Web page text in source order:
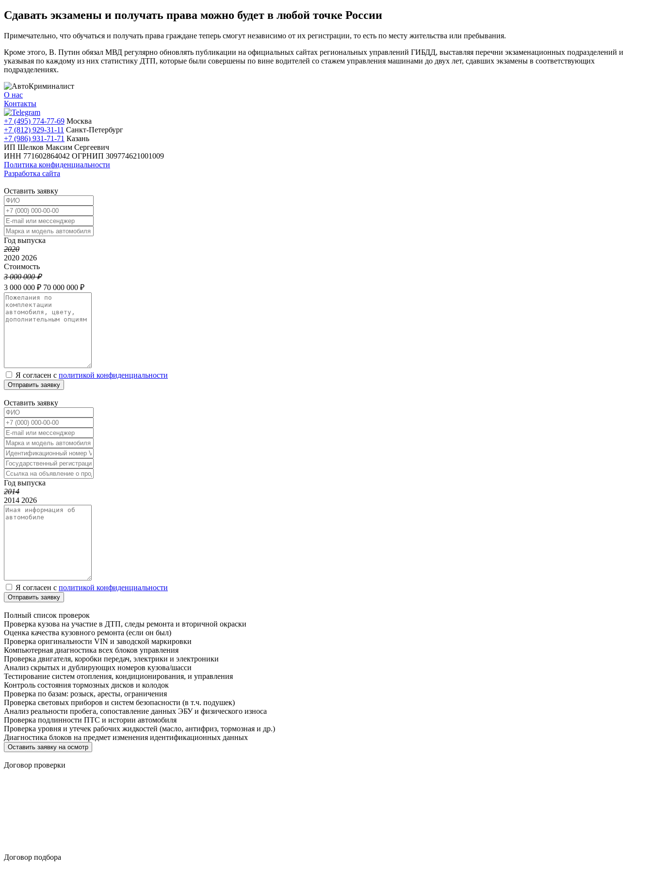
Сдавать экзамены и получать права можно будет в любой точке России
Примечательно, что обучаться и получать права граждане теперь смогут независимо от их регистрации, то есть по месту жительства или пребывания.
Кроме этого, В. Путин обязал МВД регулярно обновлять публикации на официальных сайтах региональных управлений ГИБДД, выставляя перечни экзаменационных подразделений и
указывая по каждому из них статистику ДТП, которые были совершены по вине водителей со стажем управления машинами до двух лет, сдавших экзамены в соответствующих
подразделениях.
О нас
Контакты
+7 (495) 774-77-69 Москва
+7 (812) 929-31-11 Санкт-Петербург
+7 (986) 931-71-71 Казань
ИП Шелков Максим Сергеевич
ИНН 771602864042 ОГРНИП 309774621001009
Политика конфиденциальности
Разработка сайта
Оставить заявку
Год выпуска
2020
2020 2026
Стоимость
3 000 000 ₽
3 000 000 ₽ 70 000 000 ₽
Я согласен с политикой конфиденциальности
Отправить заявку
Оставить заявку
Год выпуска
2014
2014 2026
Я согласен с политикой конфиденциальности
Отправить заявку
Полный список проверок
Проверка кузова на участие в ДТП, следы ремонта и вторичной окраски
Оценка качества кузовного ремонта (если он был)
Проверка оригинальности VIN и заводской маркировки
Компьютерная диагностика всех блоков управления
Проверка двигателя, коробки передач, электрики и электроники
Анализ скрытых и дублирующих номеров кузова/шасси
Тестирование систем отопления, кондиционирования, и управления
Контроль состояния тормозных дисков и колодок
Проверка по базам: розыск, аресты, ограничения
Проверка световых приборов и систем безопасности (в т.ч. подушек)
Анализ реальности пробега, сопоставление данных ЭБУ и физического износа
Проверка подлинности ПТС и истории автомобиля
Проверка уровня и утечек рабочих жидкостей (масло, антифриз, тормозная и др.)
Диагностика блоков на предмет изменения идентификационных данных
Оставить заявку на осмотр
Договор проверки
Договор подбора